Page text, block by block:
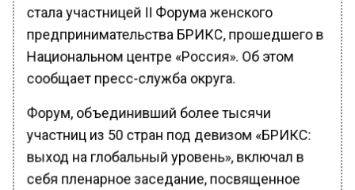
стала участницей II Форума женского
предпринимательства БРИКС, прошедшего в
Национальном центре «Россия». Об этом
сообщает пресс-служба округа.
Форум, объединивший более тысячи
участниц из 50 стран под девизом «БРИКС:
выход на глобальный уровень», включал в
себя пленарное заседание, посвященное